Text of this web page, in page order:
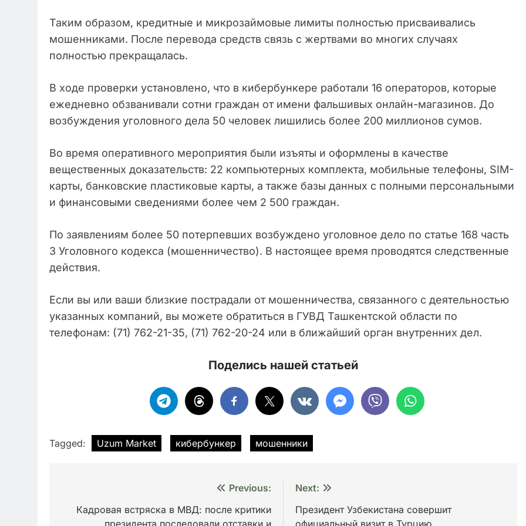
Таким образом, кредитные и микрозаймовые лимиты полностью присваивались
мошенниками. После перевода средств связь с жертвами во многих случаях
полностью прекращалась.
В ходе проверки установлено, что в кибербункере работали 16 операторов, которые
ежедневно обзванивали сотни граждан от имени фальшивых онлайн-магазинов. До
возбуждения уголовного дела 50 человек лишились более 200 миллионов сумов.
Во время оперативного мероприятия были изъяты и оформлены в качестве
вещественных доказательств: 22 компьютерных комплекта, мобильные телефоны, SIM-
карты, банковские пластиковые карты, а также базы данных с полными персональными
и финансовыми сведениями более чем 2 500 граждан.
По заявлениям более 50 потерпевших возбуждено уголовное дело по статье 168 часть
3 Уголовного кодекса (мошенничество). В настоящее время проводятся следственные
действия.
Если вы или ваши близкие пострадали от мошенничества, связанного с деятельностью
указанных компаний, вы можете обратиться в ГУВД Ташкентской области по
телефонам: (71) 762-21-35, (71) 762-20-24 или в ближайший орган внутренних дел.
Поделись нашей статьей
Tagged: Uzum Market кибербункер мошенники
по
Previous:
Кадровая встряска в МВД: после критики
Next:
Президент Узбекистана совершит